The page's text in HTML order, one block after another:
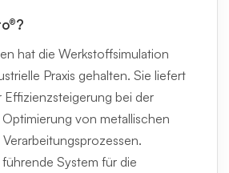
hat die Werkstoffsimulation
Praxis gehalten. Sie liefert
Effizienzsteigerung bei der
von metallischen
System für die